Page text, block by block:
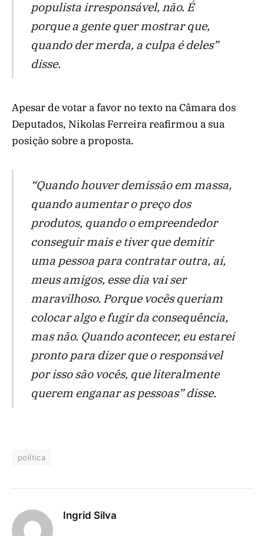
populista irresponsável, não. É
porque a gente quer mostrar que,
quando der merda, a culpa é deles”
disse.
Apesar de votar a favor no texto na Câmara dos
Deputados, Nikolas Ferreira reafirmou a sua
posição sobre a proposta.
“Quando houver demissão em massa,
quando aumentar o preço dos
produtos, quando o empreendedor
conseguir mais e tiver que demitir
uma pessoa para contratar outra, aí,
meus amigos, esse dia vai ser
maravilhoso. Porque vocês queriam
colocar algo e fugir da consequência,
mas não. Quando acontecer, eu estarei
pronto para dizer que o responsável
por isso são vocês, que literalmente
querem enganar as pessoas” disse.
política
Ingrid Silva